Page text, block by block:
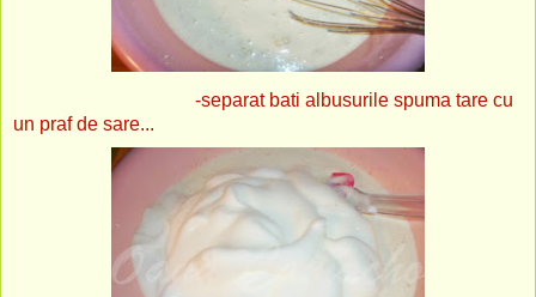
-separat bati albusurile spuma tare cu
un praf de sare...